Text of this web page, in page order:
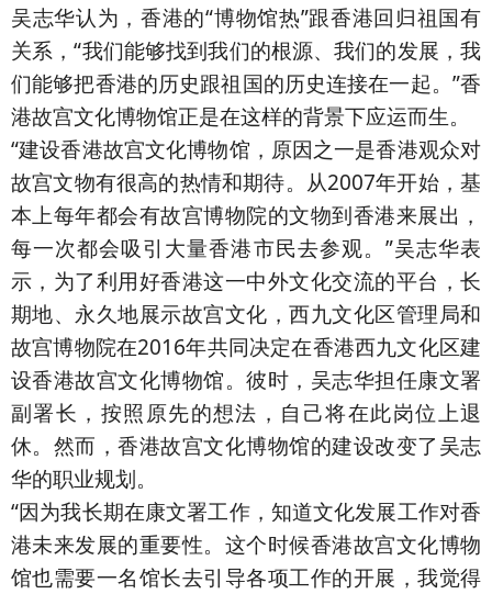
吴志华认为，香港的“博物馆热”跟香港回归祖国有
关系，“我们能够找到我们的根源、我们的发展，我
们能够把香港的历史跟祖国的历史连接在一起。”香
港故宫文化博物馆正是在这样的背景下应运而生。
“建设香港故宫文化博物馆，原因之一是香港观众对
故宫文物有很高的热情和期待。从2007年开始，基
本上每年都会有故宫博物院的文物到香港来展出，
每一次都会吸引大量香港市民去参观。”吴志华表
示，为了利用好香港这一中外文化交流的平台，长
期地、永久地展示故宫文化，西九文化区管理局和
故宫博物院在2016年共同决定在香港西九文化区建
设香港故宫文化博物馆。彼时，吴志华担任康文署
副署长，按照原先的想法，自己将在此岗位上退
休。然而，香港故宫文化博物馆的建设改变了吴志
华的职业规划。
“因为我长期在康文署工作，知道文化发展工作对香
港未来发展的重要性。这个时候香港故宫文化博物
馆也需要一名馆长去引导各项工作的开展，我觉得